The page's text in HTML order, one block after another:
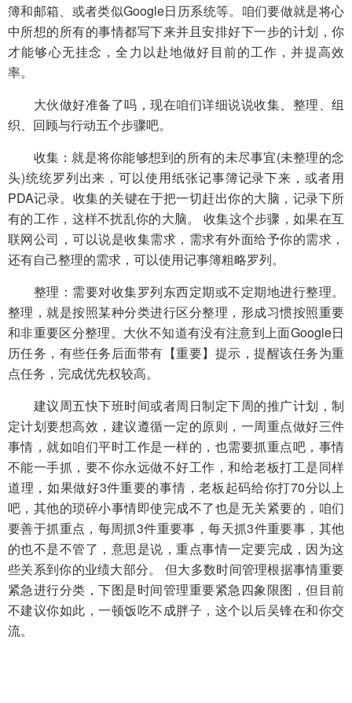
簿和邮箱、或者类似Google日历系统等。咱们要做就是将心
中所想的所有的事情都写下来并且安排好下一步的计划，你
才能够心无挂念，全力以赴地做好目前的工作，并提高效
率。
大伙做好准备了吗，现在咱们详细说说收集、整理、组
织、回顾与行动五个步骤吧。
收集：就是将你能够想到的所有的未尽事宜(未整理的念
头)统统罗列出来，可以使用纸张记事簿记录下来，或者用
PDA记录。收集的关键在于把一切赶出你的大脑，记录下所
有的工作，这样不扰乱你的大脑。 收集这个步骤，如果在互
联网公司，可以说是收集需求，需求有外面给予你的需求，
还有自己整理的需求，可以使用记事簿粗略罗列。
整理：需要对收集罗列东西定期或不定期地进行整理。
整理，就是按照某种分类进行区分整理，形成习惯按照重要
和非重要区分整理。大伙不知道有没有注意到上面Google日
历任务，有些任务后面带有【重要】提示，提醒该任务为重
点任务，完成优先权较高。
建议周五快下班时间或者周日制定下周的推广计划，制
定计划要想高效，建议遵循一定的原则，一周重点做好三件
事情，就如咱们平时工作是一样的，也需要抓重点吧，事情
不能一手抓，要不你永远做不好工作，和给老板打工是同样
道理，如果做好3件重要的事情，老板起码给你打70分以上
吧，其他的琐碎小事情即使完成不了也是无关紧要的，咱们
要善于抓重点，每周抓3件重要事，每天抓3件重要事，其他
的也不是不管了，意思是说，重点事情一定要完成，因为这
些关系到你的业绩大部分。 但大多数时间管理根据事情重要
紧急进行分类，下图是时间管理重要紧急四象限图，但目前
不建议你如此，一顿饭吃不成胖子，这个以后吴锋在和你交
流。